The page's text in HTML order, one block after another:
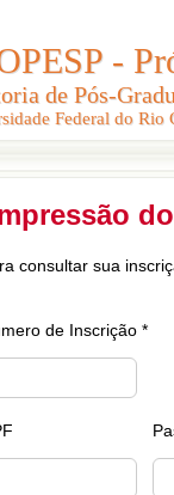
-
de Pós-
Federal do Rio
-
de Pós-
Federal do Rio
consultar sua
de Inscrição *